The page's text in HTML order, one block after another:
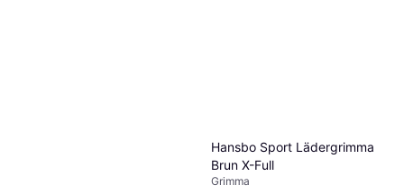
Hansbo Sport Lädergrimma
Brun X-Full
Grimma